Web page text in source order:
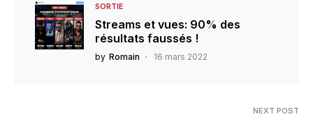
SORTIE
Streams et vues: 90% des
résultats faussés !
by Romain 16 mars 2022
NEXT POST